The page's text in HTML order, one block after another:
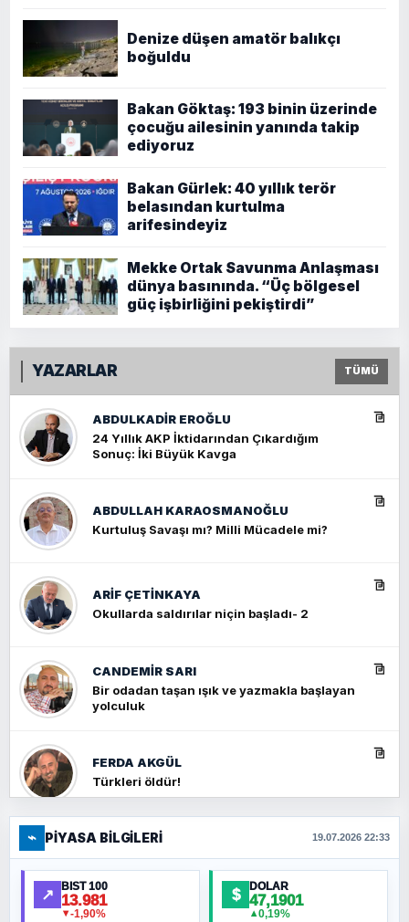
Denize düşen amatör balıkçı
boğuldu
Bakan Göktaş: 193 binin üzerinde
çocuğu ailesinin yanında takip
ediyoruz
Bakan Gürlek: 40 yıllık terör
belasından kurtulma
arifesindeyiz
Mekke Ortak Savunma Anlaşması
dünya basınında. “Üç bölgesel
güç işbirliğini pekiştirdi”
YAZARLAR TÜMÜ
ABDULKADIR EROĞLU
24 Yıllık AKP İktidarından Çıkardığım
Sonuç: İki Büyük Kavga
ABDULLAH KARAOSMANOĞLU
Kurtuluş Savaşı mı? Milli Mücadele mi?
ARIF ÇETİNKAYA
Okullarda saldırılar niçin başladı- 2
CANDEMIR SARI
Bir odadan taşan ışık ve yazmakla başlayan
yolculuk
FERDA AKGÜL
Türkleri öldür!
FERHAT BÜYÜKKALKAN
Ankara Zirvesi: NATO Toplantısı mı, Yeni
Ortadoğu Haritasının Provası mı?
⌁ PIYASA BILGILERI 19.07.2026 22:33
↗ BIST 100
13.981
▼-1,90%
$ DOLAR
47,1901
▲0,19%